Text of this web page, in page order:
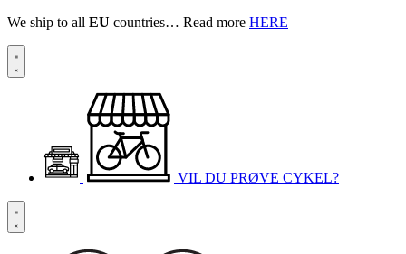
We ship to all EU countries… Read more HERE
VIL DU PRØVE CYKEL?